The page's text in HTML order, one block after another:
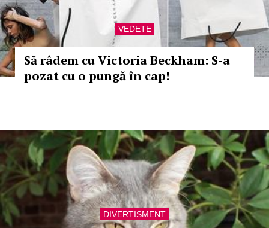
VEDETE
Să râdem cu Victoria Beckham: S-a
pozat cu o pungă în cap!
DIVERTISMENT